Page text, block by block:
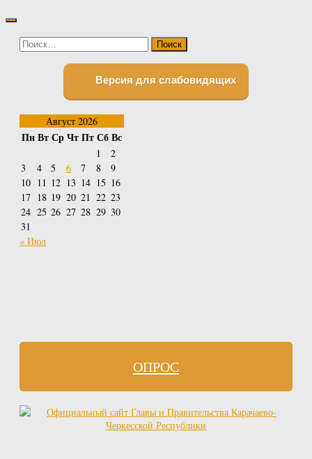
Найти:
Версия для слабовидящих
Август 2026
ПнВтСрЧтПтСбВс
1
2
3
4 5 6 7 8
9
10 11 12 13 14 15 16
17 18 19 20 21 22 23
24 25 26 27 28 29 30
31
« Июл
ОПРОС